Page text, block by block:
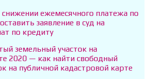
снижении ежемесячного платежа по
заявление в суд на
по кредиту
земельный участок на
2020 — как найти свободный
на публичной кадастровой карте